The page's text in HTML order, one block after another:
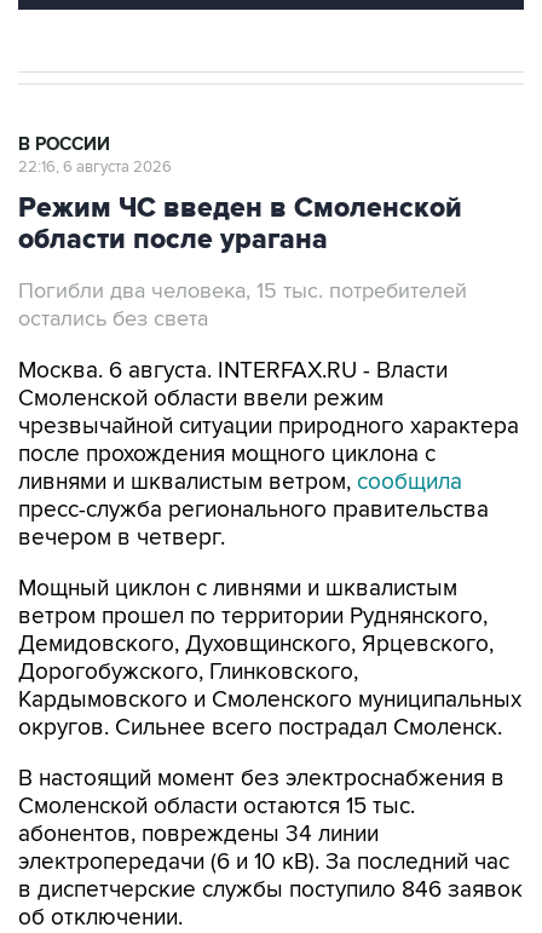
В РОССИИ
22:16, 6 августа 2026
Режим ЧС введен в Смоленской
области после урагана
Погибли два человека, 15 тыс. потребителей
остались без света
Москва. 6 августа. INTERFAX.RU - Власти
Смоленской области ввели режим
чрезвычайной ситуации природного характера
после прохождения мощного циклона с
ливнями и шквалистым ветром, сообщила
пресс-служба регионального правительства
вечером в четверг.
Мощный циклон с ливнями и шквалистым
ветром прошел по территории Руднянского,
Демидовского, Духовщинского, Ярцевского,
Дорогобужского, Глинковского,
Кардымовского и Смоленского муниципальных
округов. Сильнее всего пострадал Смоленск.
В настоящий момент без электроснабжения в
Смоленской области остаются 15 тыс.
абонентов, повреждены 34 линии
электропередачи (6 и 10 кВ). За последний час
в диспетчерские службы поступило 846 заявок
об отключении.